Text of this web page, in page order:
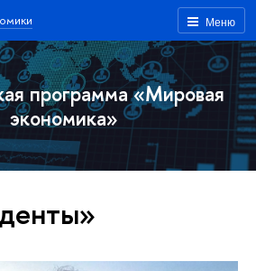
Меню
программа «Мировая
экономика»